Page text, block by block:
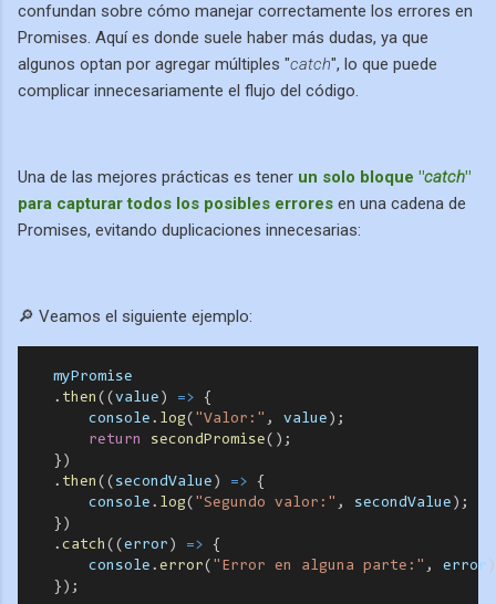
confundan sobre cómo manejar correctamente los errores en
Promises. Aquí es donde suele haber más dudas, ya que
algunos optan por agregar múltiples "catch", lo que puede
complicar innecesariamente el flujo del código.
Una de las mejores prácticas es tener un solo bloque "catch"
para capturar todos los posibles errores en una cadena de
Promises, evitando duplicaciones innecesarias:
🔎 Veamos el siguiente ejemplo:
myPromise
. then (( value ) => {
console . log( "Valor:" , value );
return
secondPromise();
})
. then (( secondValue ) => {
console . log( "Segundo valor:" , secondValue );
})
. catch (( error ) => {
console . error( "Error en alguna parte:" , error
});